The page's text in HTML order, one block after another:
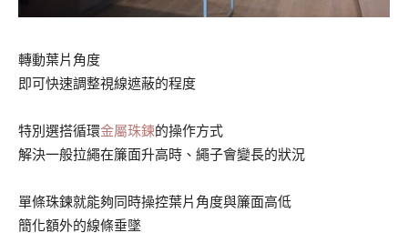
轉動葉片角度
即可快速調整視線遮蔽的程度
特別選搭循環金屬珠鍊的操作方式
解決一般拉繩在簾面升高時、繩子會變長的狀況
單條珠鍊就能夠同時操控葉片角度與簾面高低
簡化額外的線條垂墜